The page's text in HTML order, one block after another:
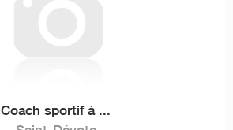
Coach sportif à ...